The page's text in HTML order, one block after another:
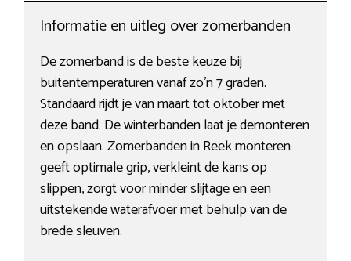
Informatie en uitleg over zomerbanden
De zomerband is de beste keuze bij
buitentemperaturen vanaf zo’n 7 graden.
Standaard rijdt je van maart tot oktober met
deze band. De winterbanden laat je demonteren
en opslaan. Zomerbanden in Reek monteren
geeft optimale grip, verkleint de kans op
slippen, zorgt voor minder slijtage en een
uitstekende waterafvoer met behulp van de
brede sleuven.